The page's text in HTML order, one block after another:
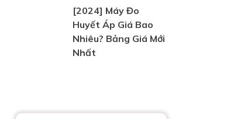
[2024] Máy Đo
Huyết Áp Giá Bao
Nhiêu? Bảng Giá Mới
Nhất